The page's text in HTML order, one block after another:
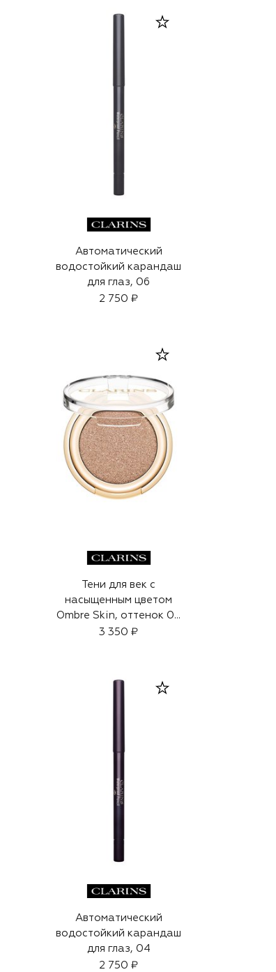
Автоматический
водостойкий карандаш
для глаз, 06
2 750 ₽
Тени для век с
насыщенным цветом
Ombre Skin, оттенок 03
(1,5g)
3 350 ₽
Автоматический
водостойкий карандаш
для глаз, 04
2 750 ₽